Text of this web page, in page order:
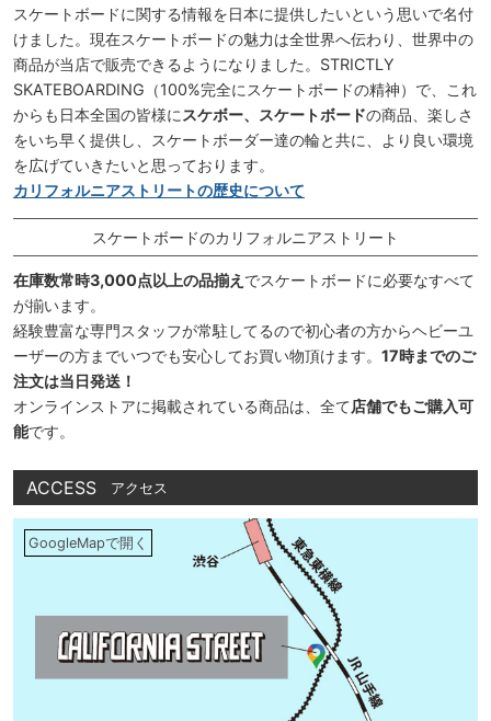
スケートボードに関する情報を日本に提供したいという思いで名付
けました。現在スケートボードの魅力は全世界へ伝わり、世界中の
商品が当店で販売できるようになりました。STRICTLY
SKATEBOARDING（100%完全にスケートボードの精神）で、これ
からも日本全国の皆様に スケボー、スケートボードの商品、楽しさ
をいち早く提供し、スケートボーダー達の輪と共に、より良い環境
を広げていきたいと思っております。
カリフォルニアストリートの歴史について
スケートボードのカリフォルニアストリート
在庫数常時3,000点以上の品揃え でスケートボードに必要なすべて
が揃います。
経験豊富な専門スタッフが常駐してるので初心者の方からヘビーユ
ーザーの方までいつでも安心してお買い物頂けます。 17時までのご
注文は当日発送！
オンラインストアに掲載されている商品は、全て店舗でもご購入可
能です。
ACCESS アクセス
GoogleMapで開く